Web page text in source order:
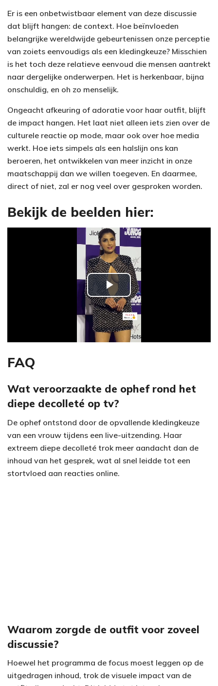
Er is een onbetwistbaar element van deze discussie
dat blijft hangen: de context. Hoe beïnvloeden
belangrijke wereldwijde gebeurtenissen onze perceptie
van zoiets eenvoudigs als een kledingkeuze? Misschien
is het toch deze relatieve eenvoud die mensen aantrekt
naar dergelijke onderwerpen. Het is herkenbaar, bijna
onschuldig, en oh zo menselijk.
Ongeacht afkeuring of adoratie voor haar outfit, blijft
de impact hangen. Het laat niet alleen iets zien over de
culturele reactie op mode, maar ook over hoe media
werkt. Hoe iets simpels als een halslijn ons kan
beroeren, het ontwikkelen van meer inzicht in onze
maatschappij dan we willen toegeven. En daarmee,
direct of niet, zal er nog veel over gesproken worden.
Bekijk de beelden hier:
P
l
a
V
i
d
e
o
FAQ
Wat veroorzaakte de ophef rond het
diepe decolleté op tv?
De ophef ontstond door de opvallende kledingkeuze
van een vrouw tijdens een live-uitzending. Haar
extreem diepe decolleté trok meer aandacht dan de
inhoud van het gesprek, wat al snel leidde tot een
stortvloed aan reacties online.
Waarom zorgde de outfit voor zoveel
discussie?
Hoewel het programma de focus moest leggen op de
uitgedragen inhoud, trok de visuele impact van de